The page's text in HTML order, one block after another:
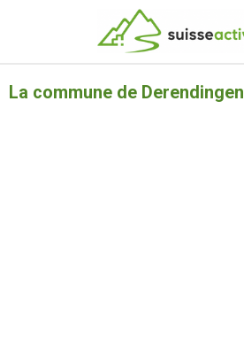
principal
La commune de Derendingen